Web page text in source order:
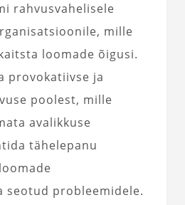
rahvusvahelisele
mille
loomade õigusi.
provokatiivse ja
poolest, mille
avalikkuse
tähelepanu
seotud probleemidele.